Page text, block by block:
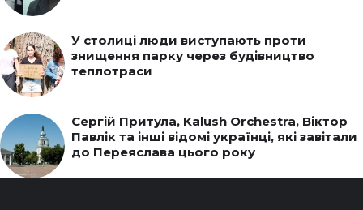
У столиці люди виступають проти
знищення парку через будівництво
теплотраси
Сергій Притула, Kalush Orchestra, Віктор
Павлік та інші відомі українці, які завітали
до Переяслава цього року